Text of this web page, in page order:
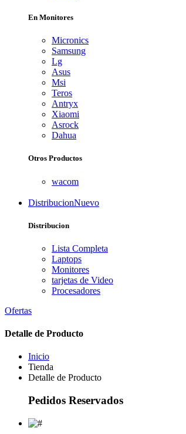
En Monitores
Micronics
Samsung
Lg
Asus
Msi
Teros
Antryx
Xiaomi
Asrock
Dahua
Otros Productos
wacom
DistribucionNuevo
Distribucion
Lista Completa
Laptops
Monitores
tarjetas de Video
Procesadores
Ofertas
Detalle de Producto
Inicio
Tienda
Detalle de Producto
Pedidos Reservados